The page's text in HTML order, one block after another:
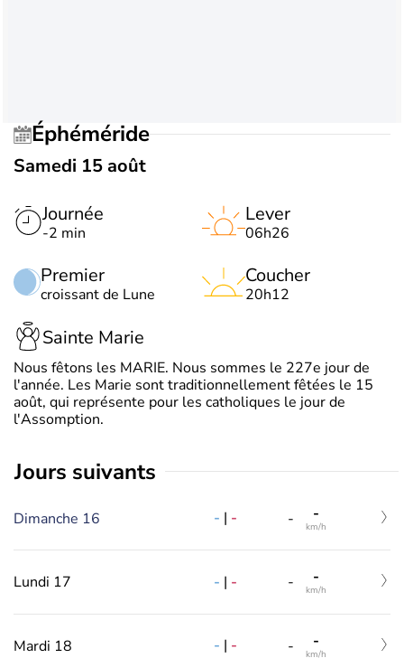
Éphéméride
Samedi 15 août
Journée
-2 min
Premier
croissant de Lune
Lever
06h26
Coucher
20h12
Sainte Marie
Nous fêtons les MARIE. Nous sommes le 227e jour de
l'année. Les Marie sont traditionnellement fêtées le 15
août, qui représente pour les catholiques le jour de
l'Assomption.
jours suivants
Dimanche 16 - | - - -
km/h
Lundi 17 - | - - -
km/h
Mardi 18 - | - - -
km/h